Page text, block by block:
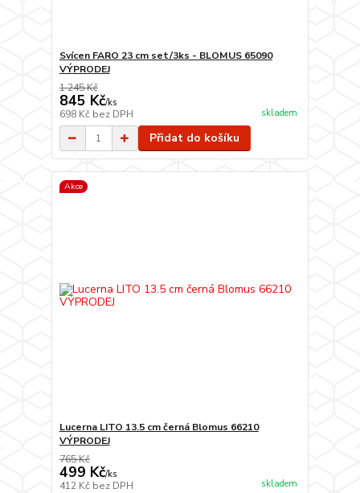
Svícen FARO 23 cm set/3ks - BLOMUS 65090
VÝPRODEJ
1 245 Kč
845 Kč/ks
698 Kč bez DPH skladem
Přidat do košíku
Akce
Lucerna LITO 13.5 cm černá Blomus 66210
VÝPRODEJ
765 Kč
499 Kč/ks
412 Kč bez DPH skladem